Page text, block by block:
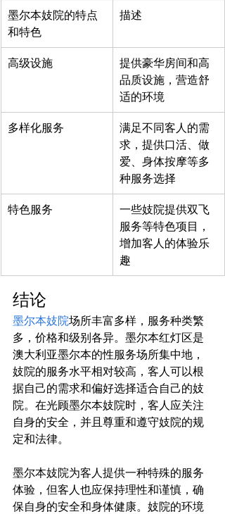
墨尔本妓院的特点
和特色
描述
高级设施
提供豪华房间和高
品质设施，营造舒
适的环境
多样化服务
满足不同客人的需
求，提供口活、做
爱、身体按摩等多
种服务选择
特色服务
一些妓院提供双飞
服务等特色项目，
增加客人的体验乐
趣
结论
墨尔本妓院场所丰富多样，服务种类繁
多，价格和级别各异。墨尔本红灯区是
澳大利亚墨尔本的性服务场所集中地，
妓院的服务水平相对较高，客人可以根
据自己的需求和偏好选择适合自己的妓
院。在光顾墨尔本妓院时，客人应关注
自身的安全，并且尊重和遵守妓院的规
定和法律。
墨尔本妓院为客人提供一种特殊的服务
体验，但客人也应保持理性和谨慎，确
保自身的安全和身体健康。妓院的环境